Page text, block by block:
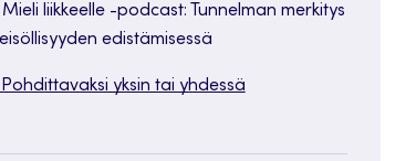
Mieli liikkeelle -podcast: Tunnelman merkitys
edistämisessä
Pohdittavaksi yksin tai yhdessä